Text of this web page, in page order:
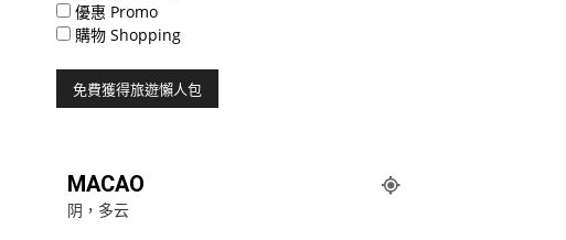
優惠 Promo
購物 Shopping
MACAO
阴，多云